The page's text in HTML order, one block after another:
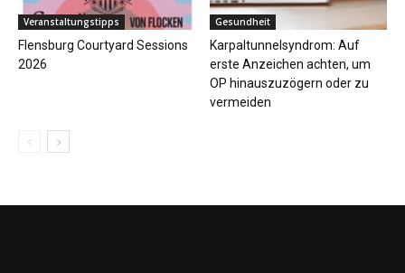
Veranstaltungstipps
Flensburg Courtyard Sessions
2026
Gesundheit
Karpaltunnelsyndrom: Auf
erste Anzeichen achten, um
OP hinauszuzögern oder zu
vermeiden